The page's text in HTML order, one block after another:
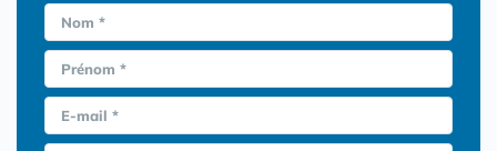
Nom *
Prénom *
E-mail *